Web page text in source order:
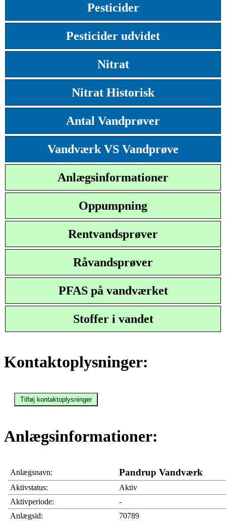
Pesticider
Pesticider udvidet
Nitrat
Nitrat Historisk
Antal Vandprøver
Vandværk VS Vandprøve
Anlægsinformationer
Oppumpning
Rentvandsprøver
Råvandsprøver
PFAS på vandværket
Stoffer i vandet
Kontaktoplysninger:
Anlægsinformationer:
Anlægsnavn: Pandrup Vandværk
Aktivstatus:
Aktiv
Aktivperiode:
-
Anlægsid:
70789